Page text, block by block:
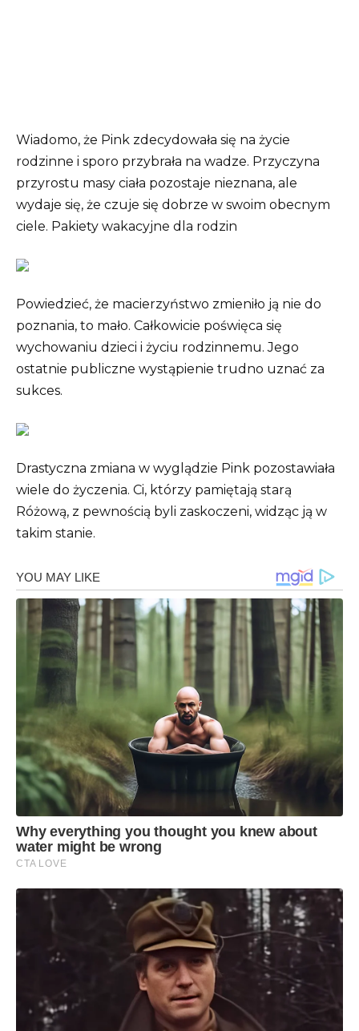
Wiadomo, że Pink zdecydowała się na życie
rodzinne i sporo przybrała na wadze. Przyczyna
przyrostu masy ciała pozostaje nieznana, ale
wydaje się, że czuje się dobrze w swoim obecnym
ciele. Pakiety wakacyjne dla rodzin
Powiedzieć, że macierzyństwo zmieniło ją nie do
poznania, to mało. Całkowicie poświęca się
wychowaniu dzieci i życiu rodzinnemu. Jego
ostatnie publiczne wystąpienie trudno uznać za
sukces.
Drastyczna zmiana w wyglądzie Pink pozostawiała
wiele do życzenia. Ci, którzy pamiętają starą
Różową, z pewnością byli zaskoczeni, widząc ją w
takim stanie.